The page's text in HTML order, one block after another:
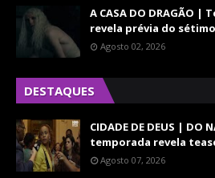
A CASA DO DRAGÃO
revela prévia do
Agosto 02, 2026
DESTAQUES
CIDADE DE DEUS | DO
temporada revela
Agosto 07, 2026